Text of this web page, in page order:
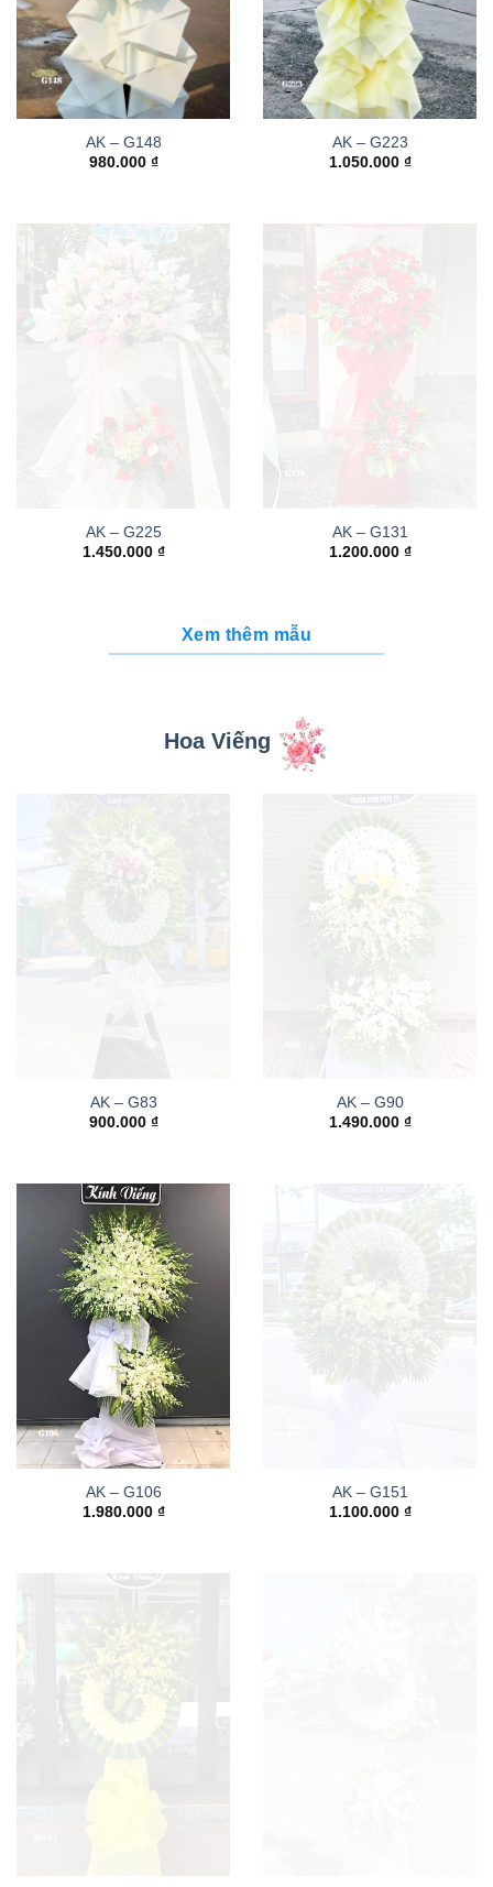
AK – G148
980.000 ₫
AK – G223
1.050.000 ₫
AK – G225
1.450.000 ₫
AK – G131
1.200.000 ₫
Xem thêm mẫu
Hoa Viếng
AK – G83
900.000 ₫
AK – G90
1.490.000 ₫
AK – G106
1.980.000 ₫
AK – G151
1.100.000 ₫